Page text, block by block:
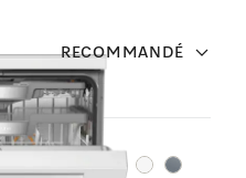
RECOMMANDÉ
CouleursCouleurs